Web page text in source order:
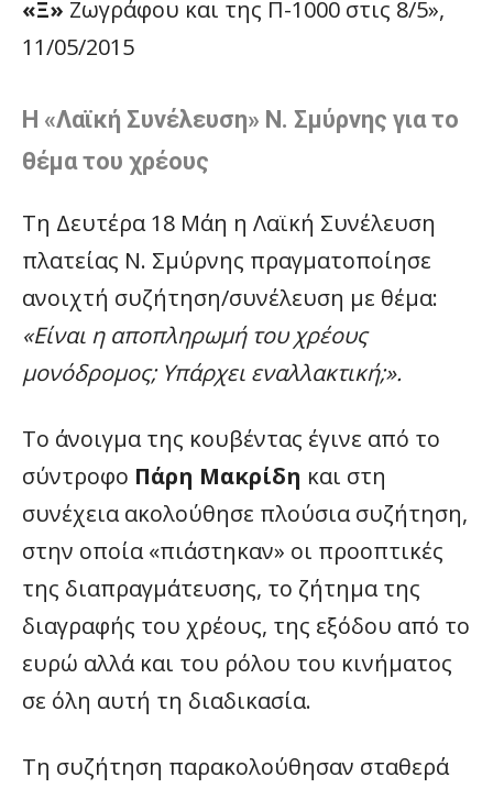
«Ξ» Ζωγράφου και της Π-1000 στις 8/5»,
11/05/2015
Η «Λαϊκή Συνέλευση» Ν. Σμύρνης για το
θέμα του χρέους
Τη Δευτέρα 18 Μάη η Λαϊκή Συνέλευση
πλατείας Ν. Σμύρνης πραγματοποίησε
ανοιχτή συζήτηση/συνέλευση με θέμα:
«Είναι η αποπληρωμή του χρέους
μονόδρομος; Υπάρχει εναλλακτική;».
Το άνοιγμα της κουβέντας έγινε από το
σύντροφο Πάρη Μακρίδη και στη
συνέχεια ακολούθησε πλούσια συζήτηση,
στην οποία «πιάστηκαν» οι προοπτικές
της διαπραγμάτευσης, το ζήτημα της
διαγραφής του χρέους, της εξόδου από το
ευρώ αλλά και του ρόλου του κινήματος
σε όλη αυτή τη διαδικασία.
Τη συζήτηση παρακολούθησαν σταθερά